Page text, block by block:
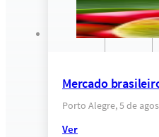
Mercado
Porto Alegre, 5 de
Ver